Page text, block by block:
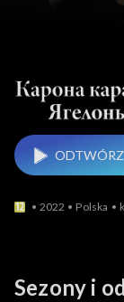
ODTWÓRZ
2022 Polska
Sezony i